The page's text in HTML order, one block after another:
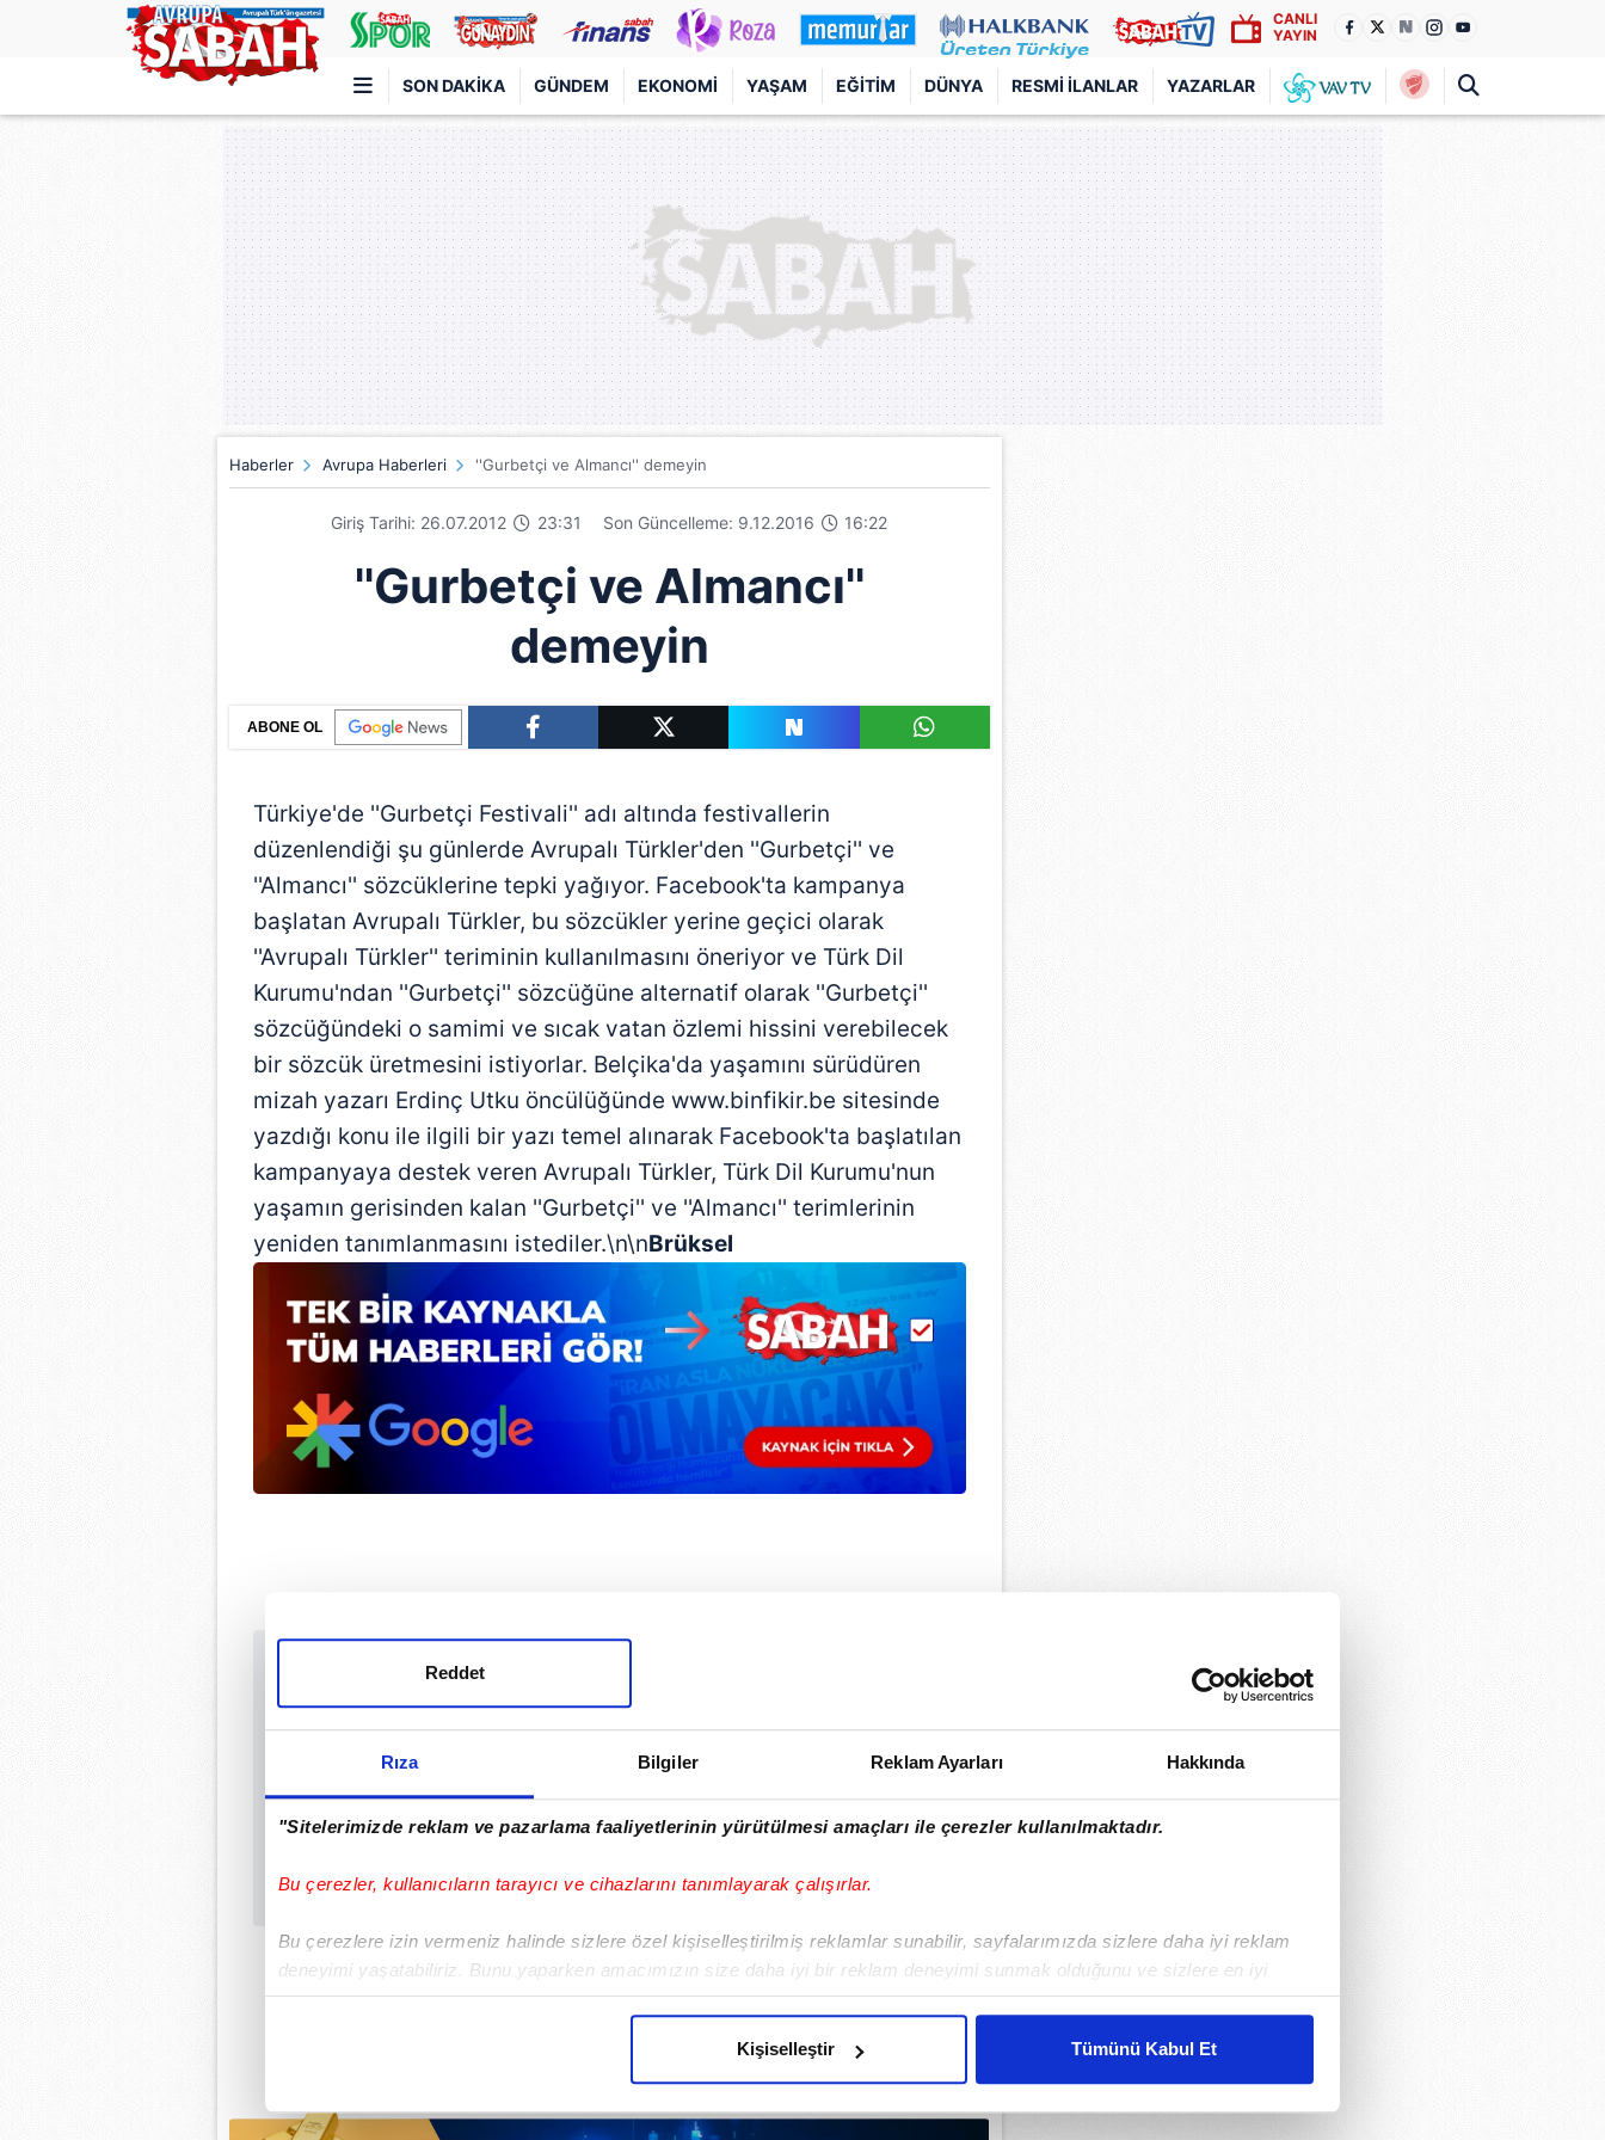
Rıza Bilgiler Reklam Ayarları Hakkında
"Sitelerimizde reklam ve pazarlama faaliyetlerinin yürütülmesi amaçları ile çerezler kullanılmaktadır.
Bu çerezler, kullanıcıların tarayıcı ve cihazlarını tanımlayarak çalışırlar.
Bu çerezlere izin vermeniz halinde sizlere özel kişiselleştirilmiş reklamlar sunabilir, sayfalarımızda sizlere daha iyi reklam
deneyimi yaşatabiliriz. Bunu yaparken amacımızın size daha iyi bir reklam deneyimi sunmak olduğunu ve sizlere en iyi
içerikleri sunabilmek adına elimizden gelen çabayı gösterdiğimizi ve bu noktada, reklamların maliyetlerimizi karşılamak
Her halükârda, kullanıcılar, bu çerezlere izin vermedikleri takdirde, kullanıcılara hedefli reklamlar gösterilmeyecektir."
Reddet
Kişiselleştir Tümünü Kabul Et
CANLI
YAYIN
SON DAKIKA GÜNDEM EKONOMI YAŞAM EĞITIM DÜNYA RESMI İLANLAR YAZARLAR
Türkiye'nin en iyi haber sitesi
Haberler Avrupa Haberleri ''Gurbetçi ve Almancı'' demeyin
Giriş Tarihi: 26.07.2012 23:31 Son Güncelleme: 9.12.2016 16:22
''Gurbetçi ve Almancı''
demeyin
ABONE OL
Türkiye'de ''Gurbetçi Festivali'' adı altında festivallerin
düzenlendiği şu günlerde Avrupalı Türkler'den ''Gurbetçi'' ve
''Almancı'' sözcüklerine tepki yağıyor. Facebook'ta kampanya
başlatan Avrupalı Türkler, bu sözcükler yerine geçici olarak
''Avrupalı Türkler'' teriminin kullanılmasını öneriyor ve Türk Dil
Kurumu'ndan ''Gurbetçi'' sözcüğüne alternatif olarak ''Gurbetçi''
sözcüğündeki o samimi ve sıcak vatan özlemi hissini verebilecek
bir sözcük üretmesini istiyorlar. Belçika'da yaşamını sürüdüren
mizah yazarı Erdinç Utku öncülüğünde www.binfikir.be sitesinde
yazdığı konu ile ilgili bir yazı temel alınarak Facebook'ta başlatılan
kampanyaya destek veren Avrupalı Türkler, Türk Dil Kurumu'nun
yaşamın gerisinden kalan ''Gurbetçi'' ve ''Almancı'' terimlerinin
yeniden tanımlanmasını istediler.\n\nBrüksel
Sabah.com.tr Uygulamamızı İndirin
Uygulamalara Özel Ayrıcalıkları Keşfedin!